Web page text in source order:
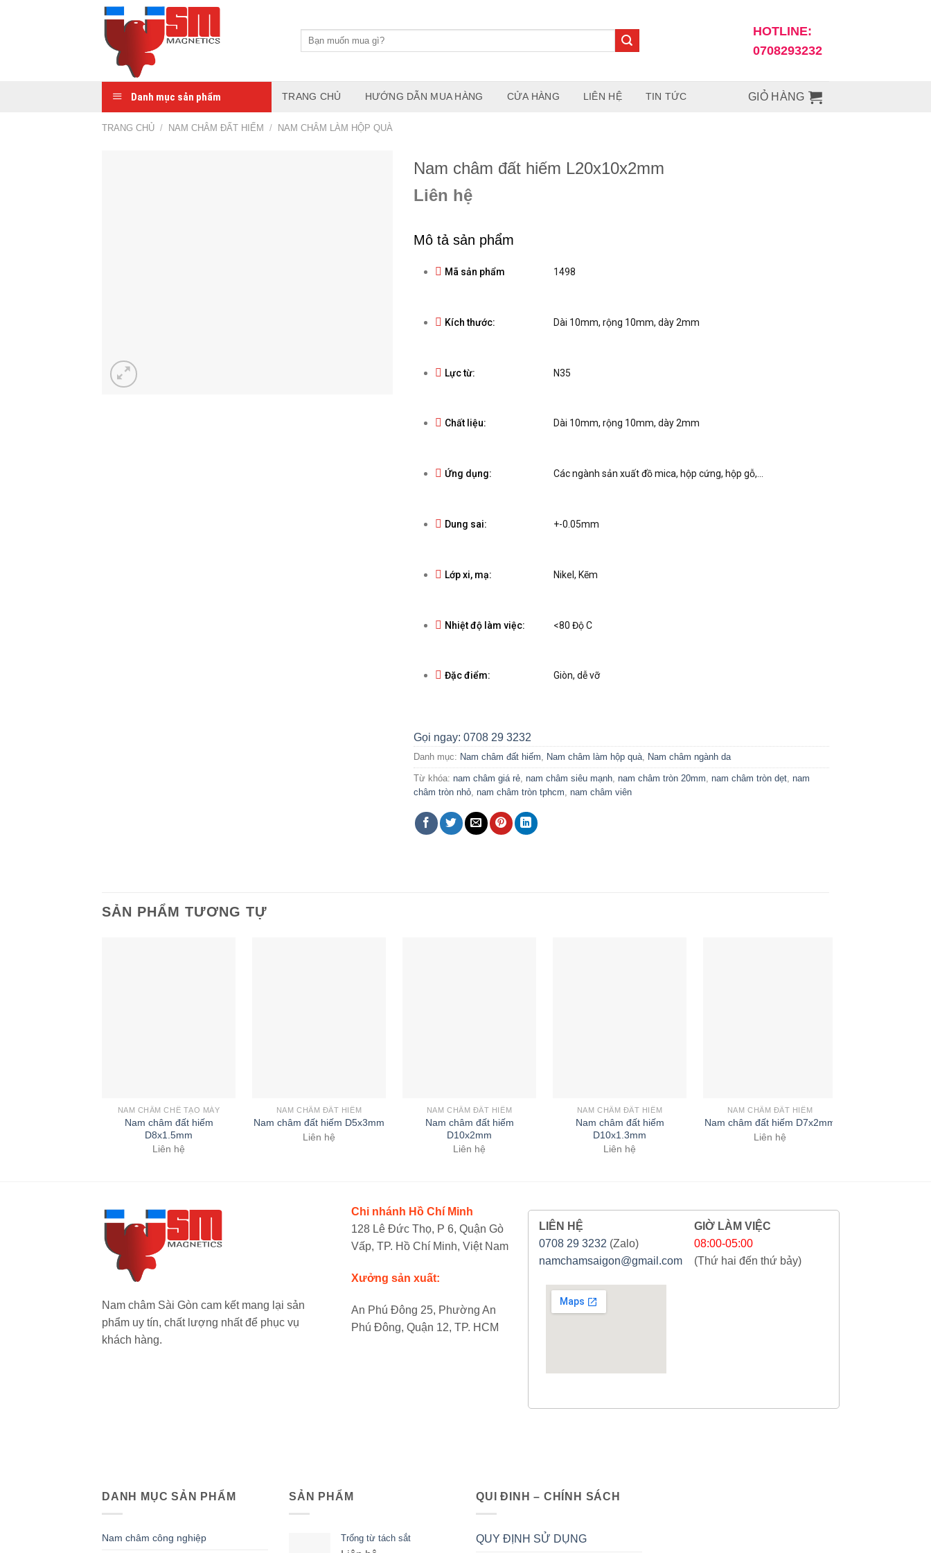
HOTLINE:
0708293232
Danh mục sản phẩm TRANG CHỦ HƯỚNG DẪN MUA HÀNG CỬA HÀNG LIÊN HỆ TIN TỨC GIỎ HÀNG
TRANG CHỦ / NAM CHÂM ĐẤT HIẾM / NAM CHÂM LÀM HỘP QUÀ
Nam châm đất hiếm L20x10x2mm
Liên hệ
Mô tả sản phẩm
Mã sản phẩm 1498
Kích thước: Dài 10mm, rộng 10mm, dày 2mm
Lực từ: N35
Chất liệu: Dài 10mm, rộng 10mm, dày 2mm
Ứng dụng: Các ngành sản xuất đồ mica, hộp cứng, hộp gỗ,...
Dung sai: +-0.05mm
Lớp xi, mạ: Nikel, Kẽm
Nhiệt độ làm việc: <80 Độ C
Đặc điểm: Giòn, dễ vỡ
Gọi ngay: 0708 29 3232
Danh mục: Nam châm đất hiếm, Nam châm làm hộp quà, Nam châm ngành da
Từ khóa: nam châm giá rẻ, nam châm siêu mạnh, nam châm tròn 20mm, nam châm tròn dẹt, nam
châm tròn nhỏ, nam châm tròn tphcm, nam châm viên
SẢN PHẨM TƯƠNG TỰ
NAM CHÂM CHẾ TẠO MÁY
Nam châm đất hiếm
D8x1.5mm
Liên hệ
NAM CHÂM ĐẤT HIẾM
Nam châm đất hiếm D5x3mm
Liên hệ
NAM CHÂM ĐẤT HIẾM
Nam châm đất hiếm
D10x2mm
Liên hệ
NAM CHÂM ĐẤT HIẾM
Nam châm đất hiếm
D10x1.3mm
Liên hệ
NAM CHÂM ĐẤT HIẾM
Nam châm đất hiếm D7x2mm
Liên hệ
Nam châm Sài Gòn cam kết mang lại sản
phẩm uy tín, chất lượng nhất để phục vụ
khách hàng.
Chi nhánh Hồ Chí Minh
128 Lê Đức Thọ, P 6, Quận Gò
Vấp, TP. Hồ Chí Minh, Việt Nam
Xưởng sản xuất:
An Phú Đông 25, Phường An
Phú Đông, Quận 12, TP. HCM
LIÊN HỆ
0708 29 3232 (Zalo)
namchamsaigon@gmail.com
GIỜ LÀM VIỆC
08:00-05:00
(Thứ hai đến thứ bảy)
DANH MỤC SẢN PHẨM
Nam châm công nghiệp
SẢN PHẨM
Trống từ tách sắt
QUI ĐINH – CHÍNH SÁCH
QUY ĐỊNH SỬ DỤNG